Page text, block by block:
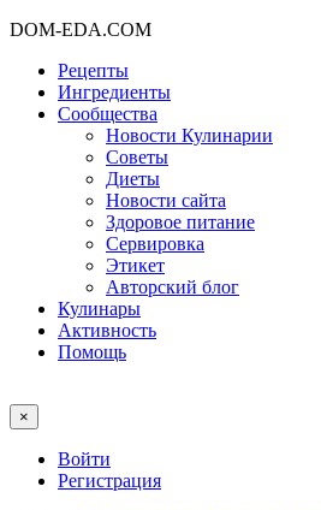
DOM-EDA.COM
Рецепты
Ингредиенты
Сообщества
Новости Кулинарии
Советы
Диеты
Новости сайта
Здоровое питание
Сервировка
Этикет
Авторский блог
Кулинары
Активность
Помощь
×
Войти
Регистрация